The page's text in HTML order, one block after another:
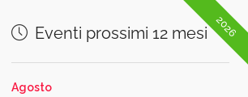
2026
Eventi prossimi 12 mesi
Agosto